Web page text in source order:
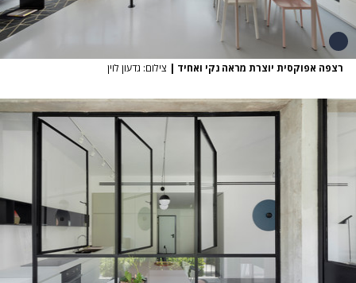
רצפה אפוקסית יוצרת מראה נקי ואחיד | צילום: גדעון לוין